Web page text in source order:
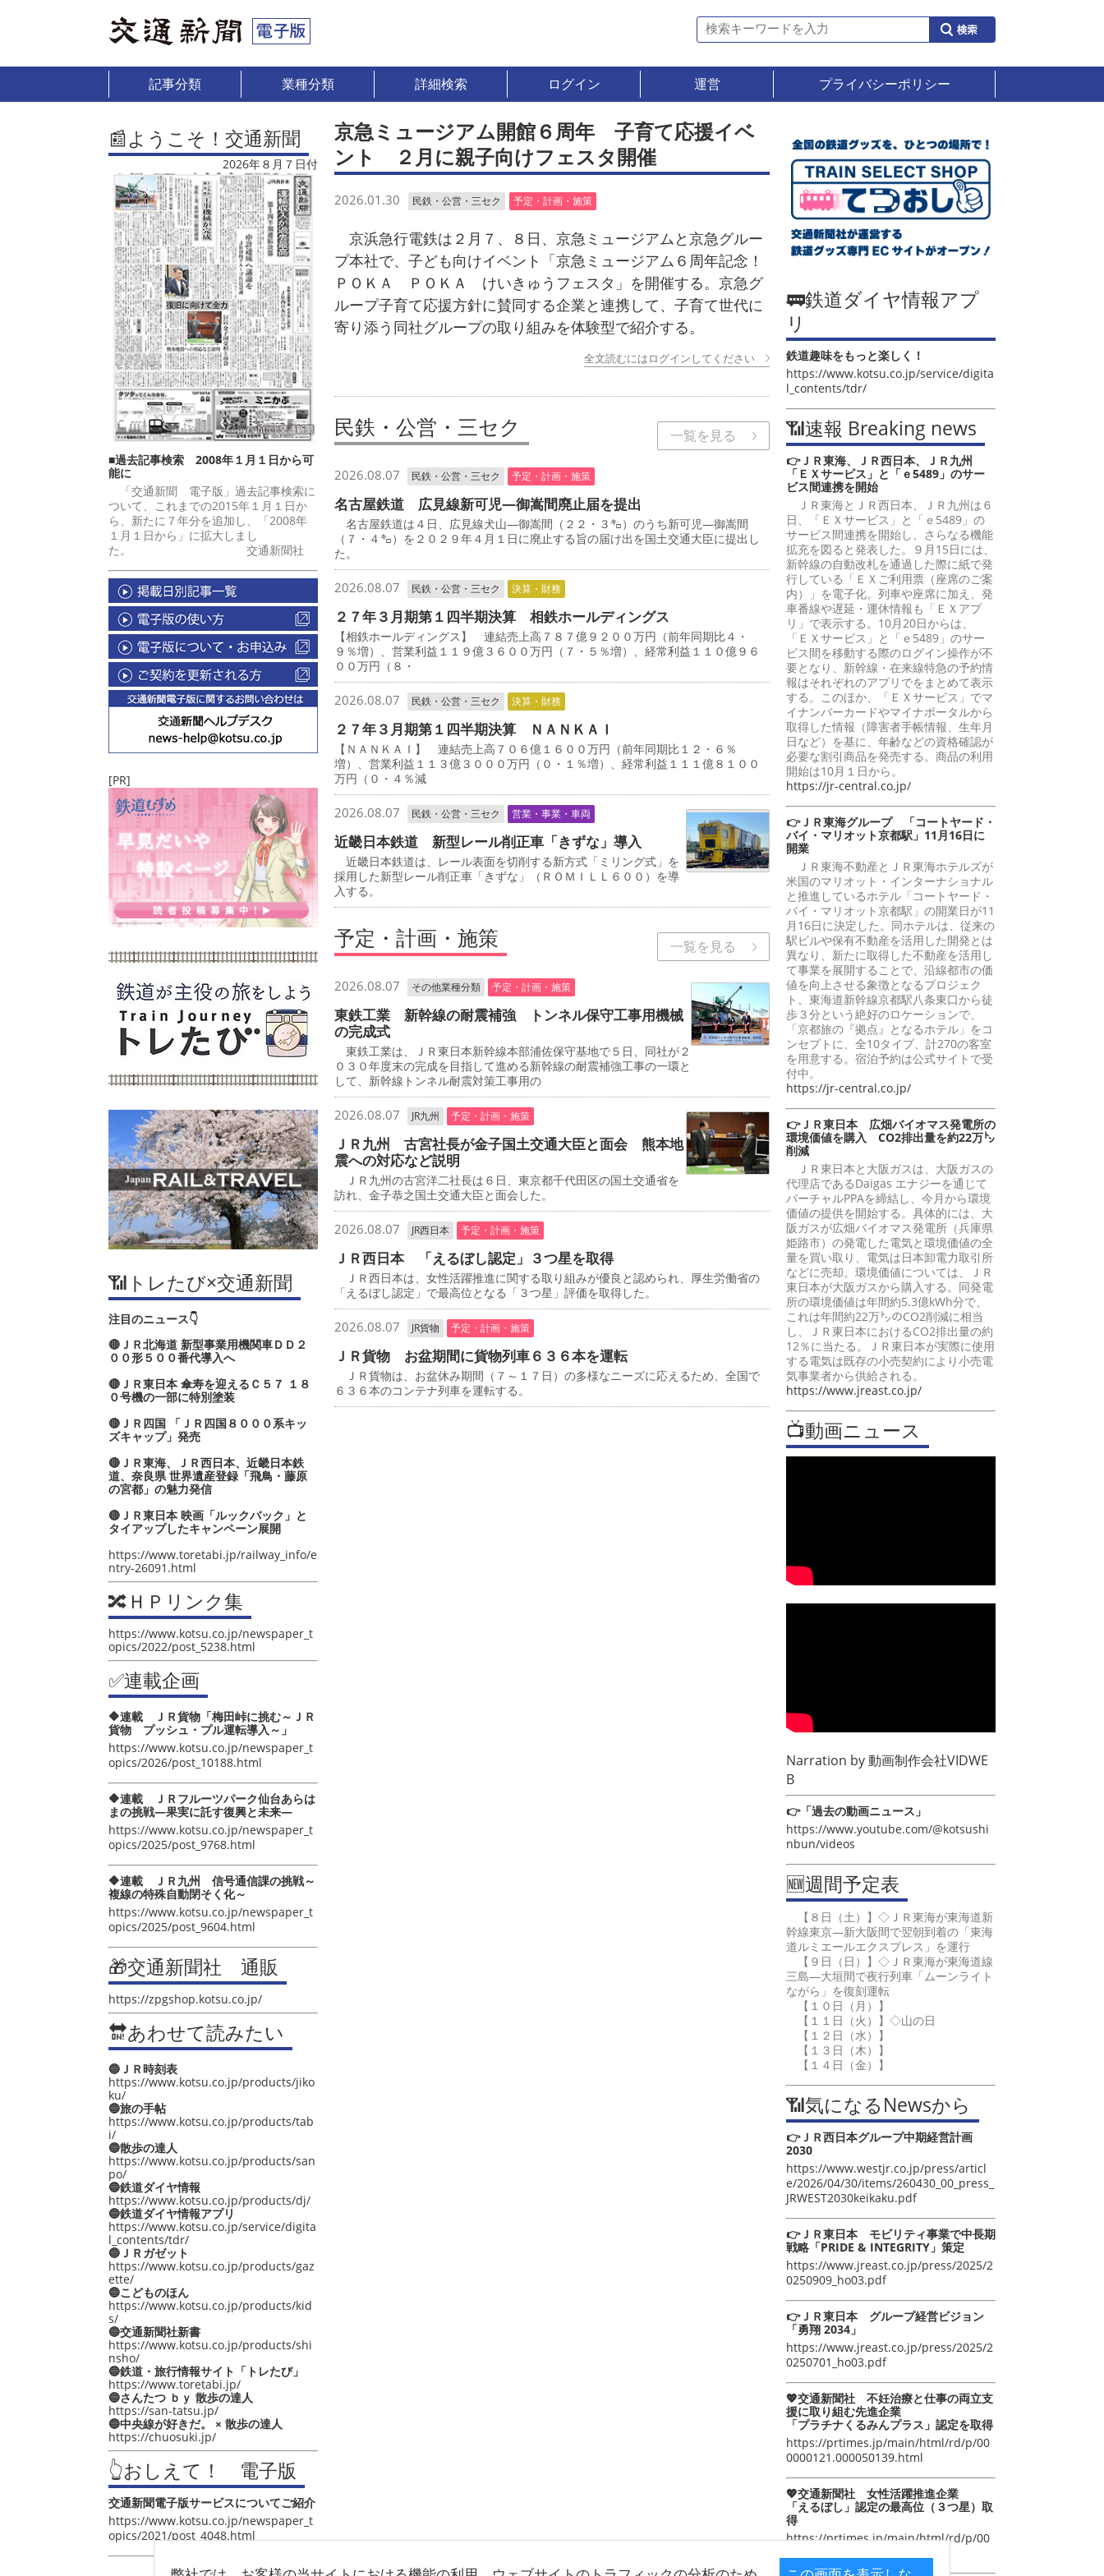
記事分類 業種分類 詳細検索 ログイン 運営 プライバシーポリシー
📰ようこそ！交通新聞
2026年８月７日付
■過去記事検索 2008年１月１日から可
能に
「交通新聞 電子版」過去記事検索に
ついて、これまでの2015年１月１日か
ら、新たに７年分を追加し、「2008年
１月１日から」に拡大しまし
た。 交通新聞社
[PR]
📶トレたび×交通新聞
注目のニュース👇
🔴ＪＲ北海道 新型事業用機関車ＤＤ２
００形５００番代導入へ
🔴ＪＲ東日本 傘寿を迎えるＣ５７ １８
０号機の一部に特別塗装
🔴ＪＲ四国 「ＪＲ四国８０００系キッ
ズキャップ」発売
🔴ＪＲ東海、ＪＲ西日本、近畿日本鉄
道、奈良県 世界遺産登録「飛鳥・藤原
の宮都」の魅力発信
🔴ＪＲ東日本 映画「ルックバック」と
タイアップしたキャンペーン展開
https://www.toretabi.jp/railway_info/e
ntry-26091.html
🔀ＨＰリンク集
https://www.kotsu.co.jp/newspaper_t
opics/2022/post_5238.html
✅連載企画
🔶連載 ＪＲ貨物「梅田峠に挑む～ＪＲ
貨物 プッシュ・プル運転導入～」
https://www.kotsu.co.jp/newspaper_t
opics/2026/post_10188.html
🔶連載 ＪＲフルーツパーク仙台あらは
まの挑戦―果実に託す復興と未来―
https://www.kotsu.co.jp/newspaper_t
opics/2025/post_9768.html
🔶連載 ＪＲ九州 信号通信課の挑戦～
複線の特殊自動閉そく化～
https://www.kotsu.co.jp/newspaper_t
opics/2025/post_9604.html
🎁交通新聞社 通販
https://zpgshop.kotsu.co.jp/
🔛あわせて読みたい
🔵ＪＲ時刻表
https://www.kotsu.co.jp/products/jiko
ku/
🔵旅の手帖
https://www.kotsu.co.jp/products/tab
i/
🔵散歩の達人
https://www.kotsu.co.jp/products/san
po/
🔵鉄道ダイヤ情報
https://www.kotsu.co.jp/products/dj/
🔵鉄道ダイヤ情報アプリ
https://www.kotsu.co.jp/service/digita
l_contents/tdr/
🔵ＪＲガゼット
https://www.kotsu.co.jp/products/gaz
ette/
🔵こどものほん
https://www.kotsu.co.jp/products/kid
s/
🔵交通新聞社新書
https://www.kotsu.co.jp/products/shi
nsho/
🔵鉄道・旅行情報サイト「トレたび」
https://www.toretabi.jp/
🔵さんたつ ｂｙ 散歩の達人
https://san-tatsu.jp/
🔵中央線が好きだ。 × 散歩の達人
https://chuosuki.jp/
👆おしえて！ 電子版
交通新聞電子版サービスについてご紹介
https://www.kotsu.co.jp/newspaper_t
opics/2021/post_4048.html
京急ミュージアム開館６周年 子育て応援イベ
ント ２月に親子向けフェスタ開催
2026.01.30 民鉄・公営・三セク 予定・計画・施策
京浜急行電鉄は２月７、８日、京急ミュージアムと京急グルー
プ本社で、子ども向けイベント「京急ミュージアム６周年記念！
ＰＯＫＡ ＰＯＫＡ けいきゅうフェスタ」を開催する。京急グ
ループ子育て応援方針に賛同する企業と連携して、子育て世代に
寄り添う同社グループの取り組みを体験型で紹介する。
全文読むにはログインしてください
民鉄・公営・三セク 一覧を見る
2026.08.07 民鉄・公営・三セク 予定・計画・施策
名古屋鉄道 広見線新可児―御嵩間廃止届を提出
名古屋鉄道は４日、広見線犬山―御嵩間（２２・３㌔）のうち新可児―御嵩間
（７・４㌔）を２０２９年４月１日に廃止する旨の届け出を国土交通大臣に提出し
た。
2026.08.07 民鉄・公営・三セク 決算・財務
２７年３月期第１四半期決算 相鉄ホールディングス
【相鉄ホールディングス】 連結売上高７８７億９２００万円（前年同期比４・
９％増）、営業利益１１９億３６００万円（７・５％増）、経常利益１１０億９６
００万円（８・
2026.08.07 民鉄・公営・三セク 決算・財務
２７年３月期第１四半期決算 ＮＡＮＫＡＩ
【ＮＡＮＫＡＩ】 連結売上高７０６億１６００万円（前年同期比１２・６％
増）、営業利益１１３億３０００万円（０・１％増）、経常利益１１１億８１００
万円（０・４％減
2026.08.07 民鉄・公営・三セク 営業・事業・車両
近畿日本鉄道 新型レール削正車「きずな」導入
近畿日本鉄道は、レール表面を切削する新方式「ミリング式」を
採用した新型レール削正車「きずな」（ＲＯＭＩＬＬ６００）を導
入する。
予定・計画・施策 一覧を見る
2026.08.07 その他業種分類 予定・計画・施策
東鉄工業 新幹線の耐震補強 トンネル保守工事用機械
の完成式
東鉄工業は、ＪＲ東日本新幹線本部浦佐保守基地で５日、同社が２
０３０年度末の完成を目指して進める新幹線の耐震補強工事の一環と
して、新幹線トンネル耐震対策工事用の
2026.08.07 JR九州 予定・計画・施策
ＪＲ九州 古宮社長が金子国土交通大臣と面会 熊本地
震への対応など説明
ＪＲ九州の古宮洋二社長は６日、東京都千代田区の国土交通省を
訪れ、金子恭之国土交通大臣と面会した。
2026.08.07 JR西日本 予定・計画・施策
ＪＲ西日本 「えるぼし認定」３つ星を取得
ＪＲ西日本は、女性活躍推進に関する取り組みが優良と認められ、厚生労働省の
「えるぼし認定」で最高位となる「３つ星」評価を取得した。
2026.08.07 JR貨物 予定・計画・施策
ＪＲ貨物 お盆期間に貨物列車６３６本を運転
ＪＲ貨物は、お盆休み期間（７～１７日）の多様なニーズに応えるため、全国で
６３６本のコンテナ列車を運転する。
🚃鉄道ダイヤ情報アプ
リ
鉄道趣味をもっと楽しく！
https://www.kotsu.co.jp/service/digita
l_contents/tdr/
📶速報 Breaking news
👉ＪＲ東海、ＪＲ西日本、ＪＲ九州
「ＥＸサービス」と「ｅ5489」のサー
ビス間連携を開始
ＪＲ東海とＪＲ西日本、ＪＲ九州は６
日、「ＥＸサービス」と「ｅ5489」の
サービス間連携を開始し、さらなる機能
拡充を図ると発表した。９月15日には、
新幹線の自動改札を通過した際に紙で発
行している「ＥＸご利用票（座席のご案
内）」を電子化。列車や座席に加え、発
車番線や遅延・運休情報も「ＥＸアプ
リ」で表示する。10月20日からは、
「ＥＸサービス」と「ｅ5489」のサー
ビス間を移動する際のログイン操作が不
要となり、新幹線・在来線特急の予約情
報はそれぞれのアプリでをまとめて表示
する。このほか、「ＥＸサービス」でマ
イナンバーカードやマイナポータルから
取得した情報（障害者手帳情報、生年月
日など）を基に、年齢などの資格確認が
必要な割引商品を発売する。商品の利用
開始は10月１日から。
https://jr-central.co.jp/
👉ＪＲ東海グループ 「コートヤード・
バイ・マリオット京都駅」11月16日に
開業
ＪＲ東海不動産とＪＲ東海ホテルズが
米国のマリオット・インターナショナル
と推進しているホテル「コートヤード・
バイ・マリオット京都駅」の開業日が11
月16日に決定した。同ホテルは、従来の
駅ビルや保有不動産を活用した開発とは
異なり、新たに取得した不動産を活用し
て事業を展開することで、沿線都市の価
値を向上させる象徴となるプロジェク
ト。東海道新幹線京都駅八条東口から徒
歩３分という絶好のロケーションで、
「京都旅の『拠点』となるホテル」をコ
ンセプトに、全10タイプ、計270の客室
を用意する。宿泊予約は公式サイトで受
付中。
https://jr-central.co.jp/
👉ＪＲ東日本 広畑バイオマス発電所の
環境価値を購入 CO2排出量を約22万㌧
削減
ＪＲ東日本と大阪ガスは、大阪ガスの
代理店であるDaigas エナジーを通じて
バーチャルPPAを締結し、今月から環境
価値の提供を開始する。具体的には、大
阪ガスが広畑バイオマス発電所（兵庫県
姫路市）の発電した電気と環境価値の全
量を買い取り、電気は日本卸電力取引所
などに売却。環境価値については、ＪＲ
東日本が大阪ガスから購入する。同発電
所の環境価値は年間約5.3億kWh分で、
これは年間約22万㌧のCO2削減に相当
し、ＪＲ東日本におけるCO2排出量の約
12％に当たる。ＪＲ東日本が実際に使用
する電気は既存の小売契約により小売電
気事業者から供給される。
https://www.jreast.co.jp/
📺動画ニュース
Narration by動画制作会社VIDWE
B
👉「過去の動画ニュース」
https://www.youtube.com/@kotsushi
nbun/videos
🆕週間予定表
【８日（土）】◇ＪＲ東海が東海道新
幹線東京―新大阪間で翌朝到着の「東海
道ルミエールエクスプレス」を運行
【９日（日）】◇ＪＲ東海が東海道線
三島―大垣間で夜行列車「ムーンライト
ながら」を復刻運転
【１０日（月）】
【１１日（火）】◇山の日
【１２日（水）】
【１３日（木）】
【１４日（金）】
📶気になるNewsから
👉ＪＲ西日本グループ中期経営計画
2030
https://www.westjr.co.jp/press/articl
e/2026/04/30/items/260430_00_press_
JRWEST2030keikaku.pdf
👉ＪＲ東日本 モビリティ事業で中長期
戦略「PRIDE & INTEGRITY」策定
https://www.jreast.co.jp/press/2025/2
0250909_ho03.pdf
👉ＪＲ東日本 グループ経営ビジョン
「勇翔 2034」
https://www.jreast.co.jp/press/2025/2
0250701_ho03.pdf
💖交通新聞社 不妊治療と仕事の両立支
援に取り組む先進企業
「プラチナくるみんプラス」認定を取得
https://prtimes.jp/main/html/rd/p/00
0000121.000050139.html
💖交通新聞社 女性活躍推進企業
「えるぼし」認定の最高位（３つ星）取
得
https://prtimes.jp/main/html/rd/p/00